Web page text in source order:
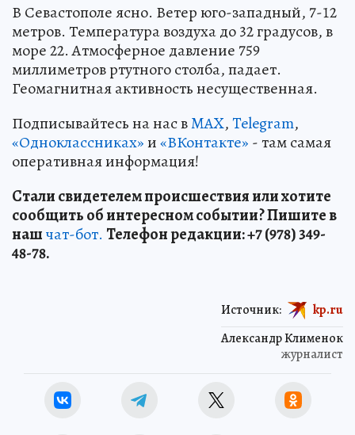
В Севастополе ясно. Ветер юго-западный, 7-12
метров. Температура воздуха до 32 градусов, в
море 22. Атмосферное давление 759
миллиметров ртутного столба, падает.
Геомагнитная активность несущественная.
Подписывайтесь на нас вMAX,Telegram,
«Одноклассниках»и«ВКонтакте» - там самая
оперативная информация!
Стали свидетелем происшествия или хотите
сообщить об интересном событии? Пишите в
нашчат-бот. Телефон редакции: +7 (978) 349-
48-78.
Александр Клименок
журналист
Источник: kp.ru